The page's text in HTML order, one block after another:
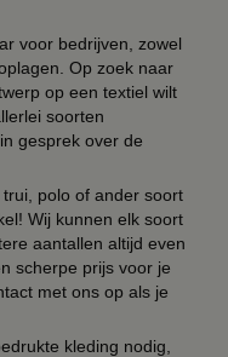
voor bedrijven, zowel
Op zoek naar
op een textiel wilt
soorten
gesprek over de
polo of ander soort
Wij kunnen elk soort
aantallen altijd even
scherpe prijs voor je
met ons op als je
kleding nodig,